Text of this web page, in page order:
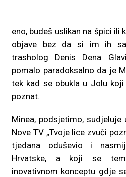
eno, budeš uslikan na špici ili
objave bez da si im ih
trasholog Denis Dena
pomalo paradoksalno da je
tek kad se obukla u Jolu
poznat.
Minea, podsjetimo, sudjeluje
Nove TV „Tvoje lice zvuči
tjedana oduševio i
Hrvatske, a koji se
inovativnom konceptu gdje